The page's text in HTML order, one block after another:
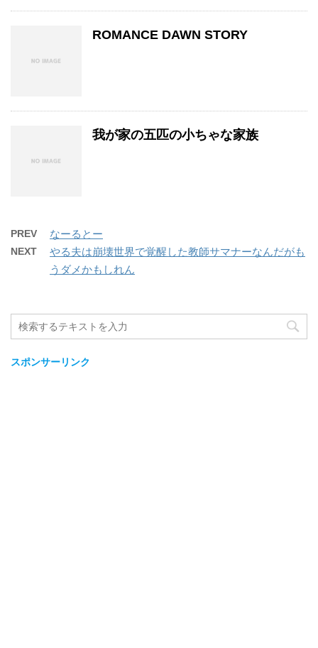
ROMANCE DAWN STORY
我が家の五匹の小ちゃな家族
PREV なーるとー
NEXT
やる夫は崩壊世界で覚醒した教師サマナーなんだがも
うダメかもしれん
スポンサーリンク